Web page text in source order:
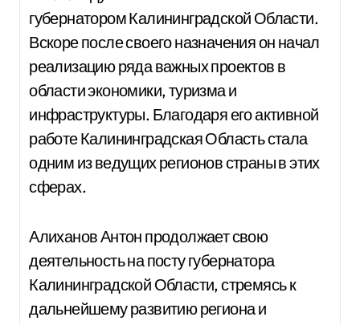
губернатором Калининградской Области.
Вскоре после своего назначения он начал
реализацию ряда важных проектов в
области экономики, туризма и
инфраструктуры. Благодаря его активной
работе Калининградская Область стала
одним из ведущих регионов страны в этих
сферах.
Алиханов Антон продолжает свою
деятельность на посту губернатора
Калининградской Области, стремясь к
дальнейшему развитию региона и